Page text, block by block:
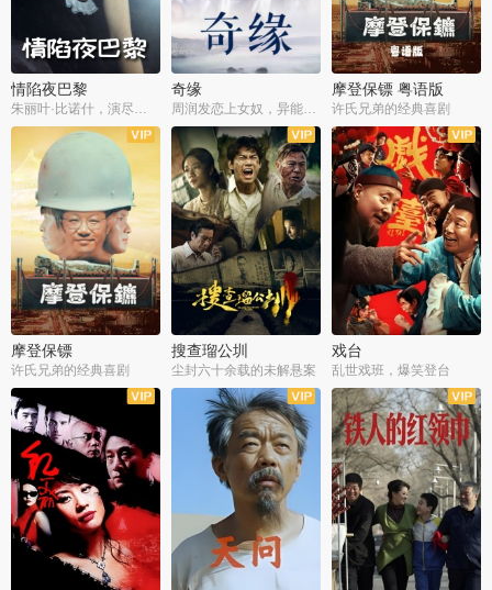
情陷夜巴黎
朱丽叶·比诺什，演尽失爱之痛
奇缘
周润发恋上女奴，异能护体战邪派
摩登保镖 粤语版
许氏兄弟的经典喜剧
摩登保镖
许氏兄弟的经典喜剧
搜查瑠公圳
尘封六十余载的未解悬案
戏台
乱世戏班，爆笑登台